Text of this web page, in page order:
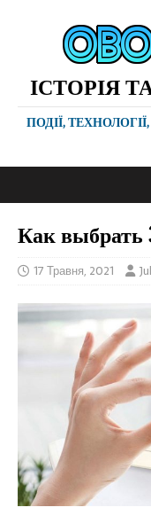
ІСТОРІЯ
ПОДІЇ,
Как выбрать
17 Травня, 2021